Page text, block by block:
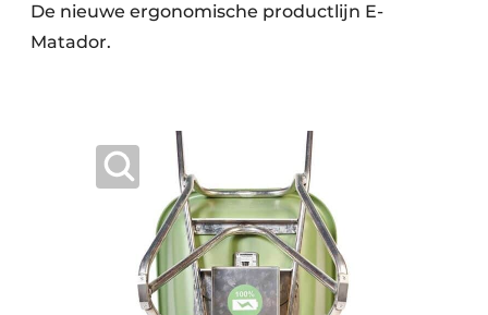
De nieuwe ergonomische productlijn E-
Matador.